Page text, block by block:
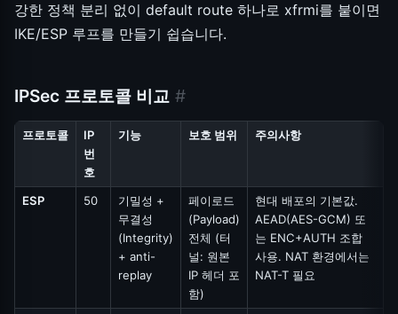
강한 정책 분리 없이 default route 하나로 xfrmi를 붙이면
IKE/ESP 루프를 만들기 쉽습니다.
IPSec 프로토콜 비교 #
프로토콜
IP
번
호
기능 보호 범위 주의사항
ESP 50
기밀성 +
무결성
(Integrity)
+ anti-
replay
페이로드
(Payload)
전체 (터
널: 원본
IP 헤더 포
함)
현대 배포의 기본값.
AEAD(AES-GCM) 또
는 ENC+AUTH 조합
사용. NAT 환경에서는
NAT-T 필요